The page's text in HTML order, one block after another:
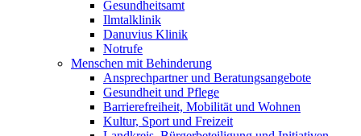
Gesundheitsamt
Ilmtalklinik
Danuvius Klinik
Notrufe
Menschen mit Behinderung
Ansprechpartner und Beratungsangebote
Gesundheit und Pflege
Barrierefreiheit, Mobilität und Wohnen
Kultur, Sport und Freizeit